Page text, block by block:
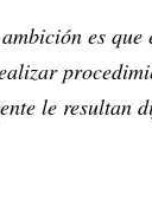
es que
le resultan